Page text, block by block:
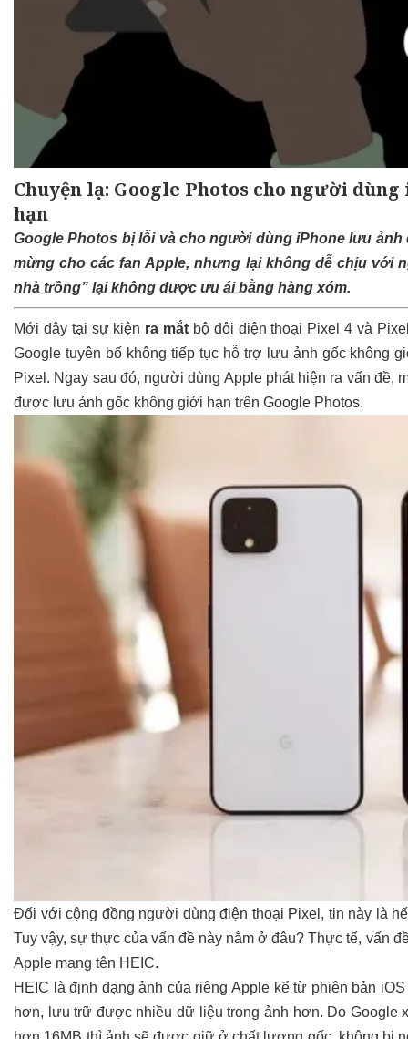
Chuyện lạ: Google Photos cho người
hạn
Google Photos bị lỗi và cho người dùng iPhone lưu
mừng cho các fan Apple, nhưng lại không dễ chịu với
nhà trồng” lại không được ưu ái bằng hàng xóm.
Mới đây tại sự kiện ra mắt bộ đôi điện thoại Pixel 4 và
Google tuyên bố không tiếp tục hỗ trợ lưu ảnh gốc không
Pixel. Ngay sau đó, người dùng Apple phát hiện ra vấn đề,
được lưu ảnh gốc không giới hạn trên Google Photos.
Đối với cộng đồng người dùng điện thoại Pixel, tin này là
Tuy vậy, sự thực của vấn đề này nằm ở đâu? Thực tế, vấn
Apple mang tên HEIC.
HEIC là định dạng ảnh của riêng Apple kể từ phiên bản
hơn, lưu trữ được nhiều dữ liệu trong ảnh hơn. Do Google